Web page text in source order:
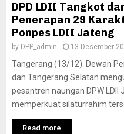
DPD LDII Tangkot
Penerapan 29
Ponpes LDII Jateng
by DPP_admin 13 Desember
Tangerang (13/12). Dewan
dan Tangerang Selatan
pesantren naungan DPW
memperkuat silaturrahim
Read more